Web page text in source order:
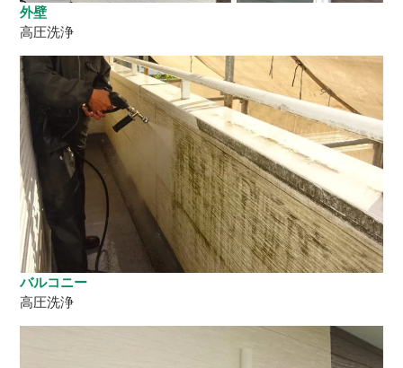
外壁
高圧洗浄
バルコニー
高圧洗浄